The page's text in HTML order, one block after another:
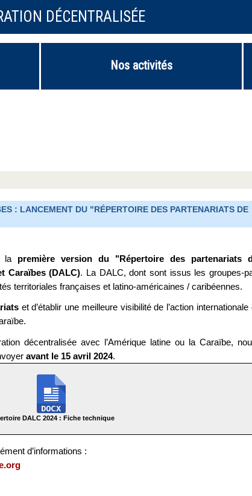
DÉCENTRALISÉE
Nos activités
: LANCEMENT DU "RÉPERTOIRE DES PARTENARIATS DE
la première version du "Répertoire des partenariats
Caraïbes (DALC). La DALC, dont sont issus les groupes-
territoriales françaises et latino-américaines / caribéennes.
et d’établir une meilleure visibilité de l’action
décentralisée avec l’Amérique latine ou la Caraïbe,
avant le 15 avril 2024.
DALC 2024 : Fiche technique
d’informations :